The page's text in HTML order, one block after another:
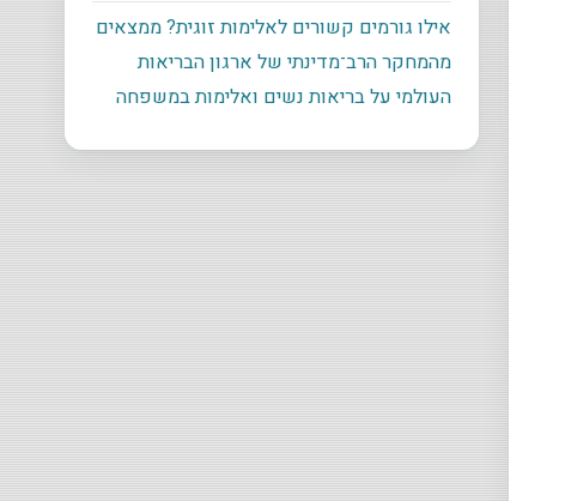
אילו גורמים קשורים לאלימות זוגית? ממצאים
מהמחקר הרב־מדינתי של ארגון הבריאות
העולמי על בריאות נשים ואלימות במשפחה